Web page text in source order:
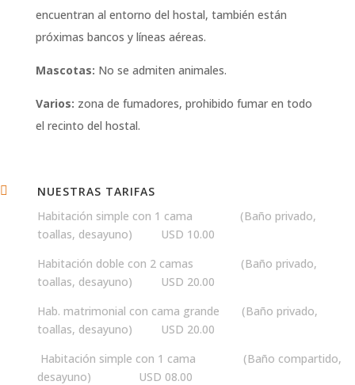
encuentran al entorno del hostal, también están
próximas bancos y líneas aéreas.
Mascotas: No se admiten animales.
Varios: zona de fumadores, prohibido fumar en todo
el recinto del hostal.

NUESTRAS TARIFAS
Habitación simple con 1 cama (Baño privado,
toallas, desayuno) USD 10.00
Habitación doble con 2 camas (Baño privado,
toallas, desayuno) USD 20.00
Hab. matrimonial con cama grande (Baño privado,
toallas, desayuno) USD 20.00
Habitación simple con 1 cama (Baño compartido,
desayuno) USD 08.00